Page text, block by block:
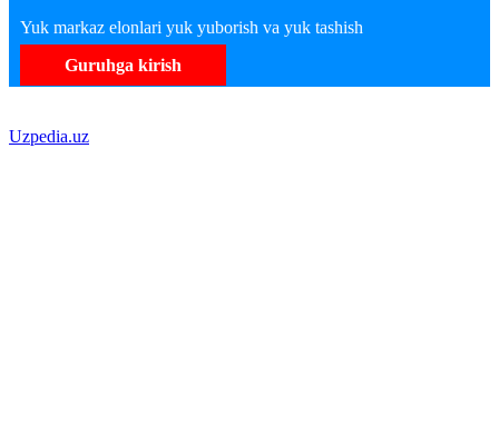
Yuk markaz elonlari yuk yuborish va yuk tashish
Guruhga kirish
Uzpedia.uz